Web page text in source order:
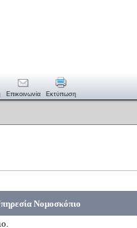
Επικοινωνία Εκτύπωση